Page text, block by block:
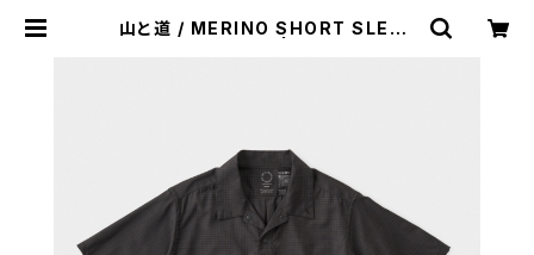
山と道 / MERINO SHORT SLEEV